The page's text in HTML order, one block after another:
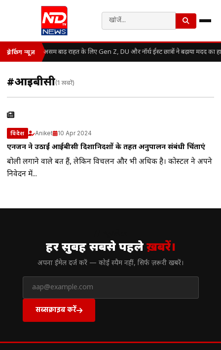
ब्रेकिंग न्यूज़ असम बाढ़ राहत के लिए Gen Z, DU और नॉर्थ ईस्ट छात्रों ने बढ़ाया मदद का
#आईबीसी(1 खबरें)
विदेश Aniket 10 Apr 2024
एनर्जेन ने उठाईं आईबीसी दिशानिर्देशों के तहत अनुपालन संबंधी चिंताएं
बोली लगाने वाले बहुत हैं, लेकिन विचलन और भी अधिक है। कोस्टल ने अपने
निवेदन में...
हर सुबह सबसे पहलेख़बरें।
अपना ईमेल दर्ज करें — कोई स्पैम नहीं, सिर्फ ज़रूरी खबरें।
सब्सक्राइब करें